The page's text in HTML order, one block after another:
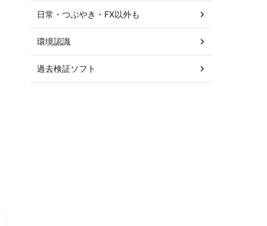
日常・つぶやき・FX以外も
環境認識
過去検証ソフト